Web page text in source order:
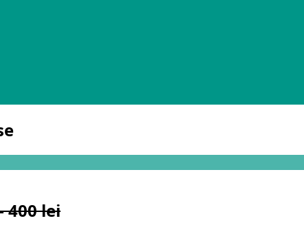
400 lei